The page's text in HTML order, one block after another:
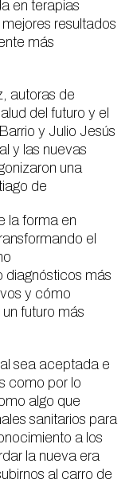
en terapias
resultados
más
autoras de
del futuro y el
y Julio Jesús
y las nuevas
una
de
la forma en
el
diagnósticos más
y cómo
futuro más
sea aceptada e
como por lo
algo que
sanitarios para
a los
la nueva era
al carro de